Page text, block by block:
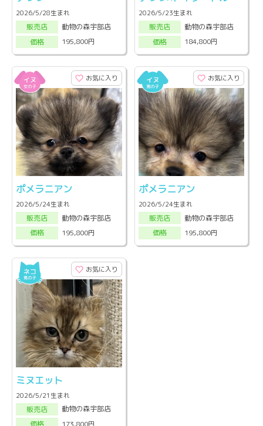
2026/5/28生まれ
販売店
動物の森宇部店
価格
195,800円
2026/5/23生まれ
販売店
動物の森宇部店
価格
184,800円
お気に入り
ポメラニアン
2026/5/24生まれ
販売店
動物の森宇部店
価格
195,800円
お気に入り
ポメラニアン
2026/5/24生まれ
販売店
動物の森宇部店
価格
195,800円
お気に入り
ミヌエット
2026/5/21生まれ
販売店
動物の森宇部店
173,800円